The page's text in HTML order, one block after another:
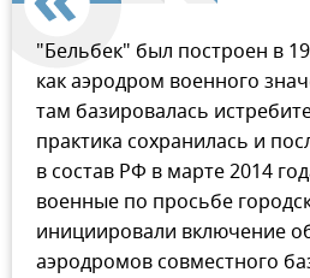
"Бельбек" был построен в
как аэродром военного
там базировалась
практика сохранилась и
в состав РФ в марте 2014
военные по просьбе
инициировали включение
аэродромов совместного